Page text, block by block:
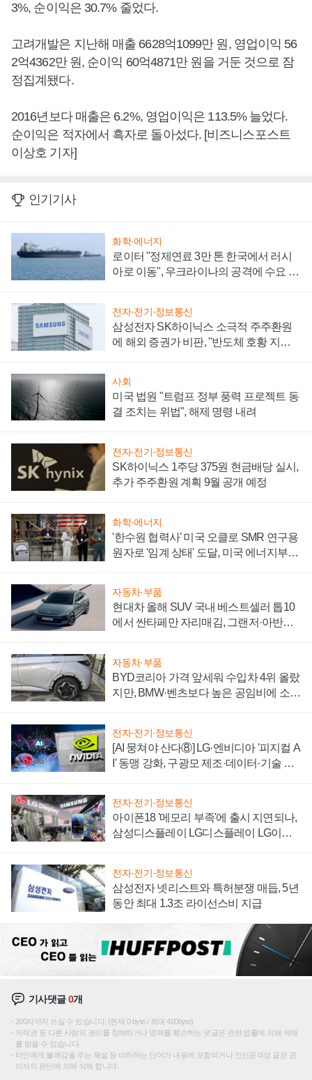
3%, 순이익은 30.7% 줄었다.
고려개발은 지난해 매출 6628억1099만 원, 영업이익 56
2억4362만 원, 순이익 60억4871만 원을 거둔 것으로 잠
정집계됐다.
2016년보다 매출은 6.2%, 영업이익은 113.5% 늘었다.
순이익은 적자에서 흑자로 돌아섰다. [비즈니스포스트
이상호 기자]
인기기사
화학·에너지
로이터 "정제연료 3만 톤 한국에서 러시
아로 이동", 우크라이나의 공격에 수요 늘
전자·전기·정보통신
삼성전자 SK하이닉스 소극적 주주환원
에 해외 증권가 비판, "반도체 호황 지속
사회
미국 법원 "트럼프 정부 풍력 프로젝트 동
결 조치는 위법", 해제 명령 내려
전자·전기·정보통신
SK하이닉스 1주당 375원 현금배당 실시,
추가 주주환원 계획 9월 공개 예정
화학·에너지
'한수원 협력사' 미국 오클로 SMR 연구용
원자로 '임계 상태' 도달, 미국 에너지부
자동차·부품
현대차 올해 SUV 국내 베스트셀러 톱10
에서 싼타페만 자리매김, 그랜저·아반떼
자동차·부품
BYD코리아 가격 앞세워 수입차 4위 올랐
지만, BMW·벤츠보다 높은 공임비에 소비
전자·전기·정보통신
[AI 뭉쳐야 산다⑧] LG·엔비디아 '피지컬 A
I' 동맹 강화, 구광모 제조·데이터·기술 결
전자·전기·정보통신
아이폰18 '메모리 부족'에 출시 지연되나,
삼성디스플레이 LG디스플레이 LG이노
전자·전기·정보통신
삼성전자 넷리스트와 특허분쟁 매듭, 5년
동안 최대 1.3조 라이선스비 지급
기사댓글0개
200자까지 쓰실 수 있습니다. (현재 0 byte / 최대 400byte)
저작권 등 다른 사람의 권리를 침해하거나 명예를 훼손하는 댓글은 관련 법률에 의해 제재
를 받을 수 있습니다.
타인에게 불쾌감을 주는 욕설 등 비하하는 단어가 내용에 포함되거나 인신공격성 글은 관
리자의 판단에 의해 삭제 합니다.